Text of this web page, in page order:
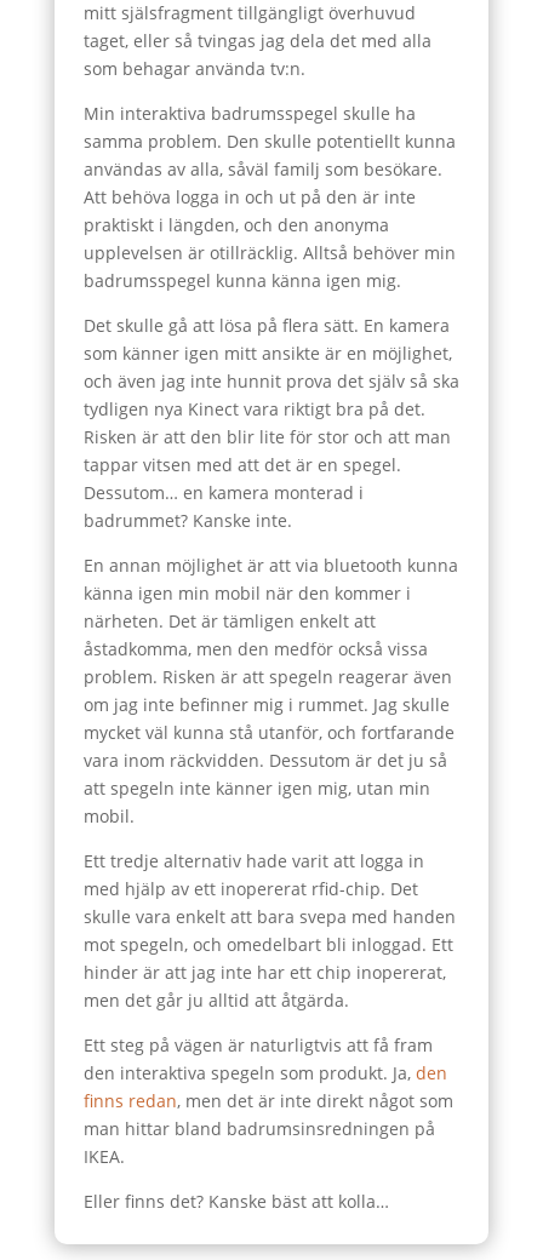
mitt själsfragment tillgängligt överhuvud
taget, eller så tvingas jag dela det med alla
som behagar använda tv:n.
Min interaktiva badrumsspegel skulle ha
samma problem. Den skulle potentiellt kunna
användas av alla, såväl familj som besökare.
Att behöva logga in och ut på den är inte
praktiskt i längden, och den anonyma
upplevelsen är otillräcklig. Alltså behöver min
badrumsspegel kunna känna igen mig.
Det skulle gå att lösa på flera sätt. En kamera
som känner igen mitt ansikte är en möjlighet,
och även jag inte hunnit prova det själv så ska
tydligen nya Kinect vara riktigt bra på det.
Risken är att den blir lite för stor och att man
tappar vitsen med att det är en spegel.
Dessutom… en kamera monterad i
badrummet? Kanske inte.
En annan möjlighet är att via bluetooth kunna
känna igen min mobil när den kommer i
närheten. Det är tämligen enkelt att
åstadkomma, men den medför också vissa
problem. Risken är att spegeln reagerar även
om jag inte befinner mig i rummet. Jag skulle
mycket väl kunna stå utanför, och fortfarande
vara inom räckvidden. Dessutom är det ju så
att spegeln inte känner igen mig, utan min
mobil.
Ett tredje alternativ hade varit att logga in
med hjälp av ett inopererat rfid-chip. Det
skulle vara enkelt att bara svepa med handen
mot spegeln, och omedelbart bli inloggad. Ett
hinder är att jag inte har ett chip inopererat,
men det går ju alltid att åtgärda.
Ett steg på vägen är naturligtvis att få fram
den interaktiva spegeln som produkt. Ja, den
finns redan, men det är inte direkt något som
man hittar bland badrumsinsredningen på
IKEA.
Eller finns det? Kanske bäst att kolla…